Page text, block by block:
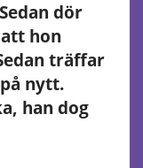
dör
hon
träffar
nytt.
han dog